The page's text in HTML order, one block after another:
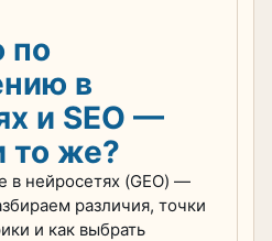
по
в
и SEO —
то же?
в нейросетях (GEO) —
различия, точки
и как выбрать